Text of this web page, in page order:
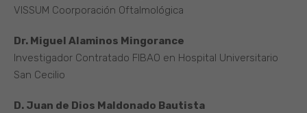
VISSUM Coorporación Oftalmológica
Dr. Miguel Alaminos Mingorance
Investigador Contratado FIBAO en Hospital Universitario
San Cecilio
D. Juan de Dios Maldonado Bautista